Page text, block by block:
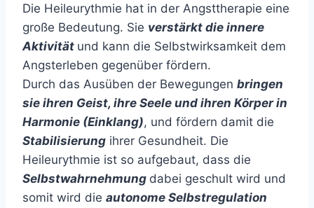
Die Heileurythmie hat in der Angsttherapie eine
große Bedeutung. Sie verstärkt die innere
Aktivität und kann die Selbstwirksamkeit dem
Angsterleben gegenüber fördern.
Durch das Ausüben der Bewegungen bringen
sie ihren Geist, ihre Seele und ihren Körper in
Harmonie (Einklang), und fördern damit die
Stabilisierung ihrer Gesundheit. Die
Heileurythmie ist so aufgebaut, dass die
Selbstwahrnehmung dabei geschult wird und
somit wird die autonome Selbstregulation